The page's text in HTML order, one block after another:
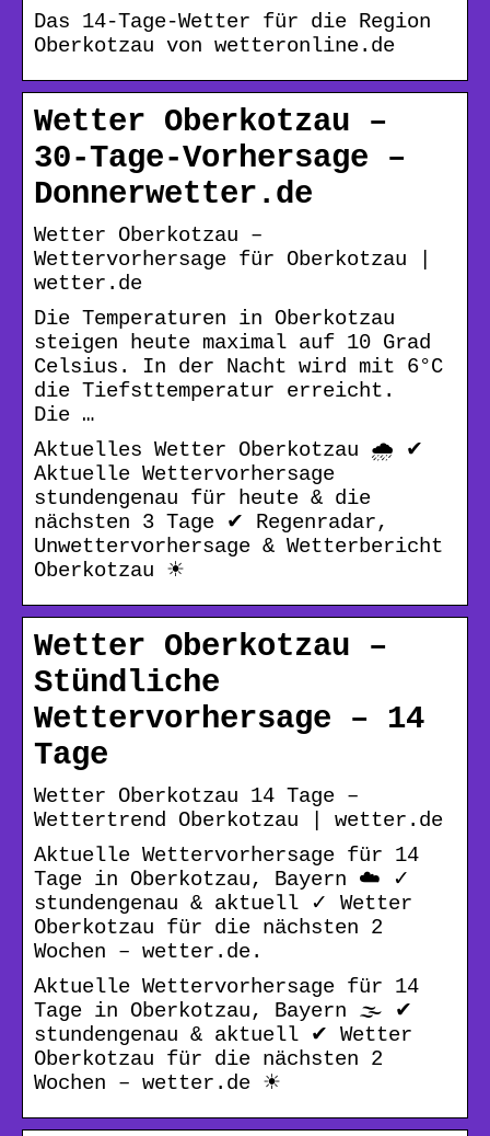
Das 14-Tage-Wetter für die Region
Oberkotzau von wetteronline.de
Wetter Oberkotzau –
30-Tage-Vorhersage –
Donnerwetter.de
Wetter Oberkotzau –
Wettervorhersage für Oberkotzau |
wetter.de
Die Temperaturen in Oberkotzau
steigen heute maximal auf 10 Grad
Celsius. In der Nacht wird mit 6°C
die Tiefsttemperatur erreicht.
Die …
Aktuelles Wetter Oberkotzau 🌧️ ✔
Aktuelle Wettervorhersage
stundengenau für heute & die
nächsten 3 Tage ✔ Regenradar,
Unwettervorhersage & Wetterbericht
Oberkotzau ☀
Wetter Oberkotzau –
Stündliche
Wettervorhersage – 14
Tage
Wetter Oberkotzau 14 Tage –
Wettertrend Oberkotzau | wetter.de
Aktuelle Wettervorhersage für 14
Tage in Oberkotzau, Bayern ☁️ ✓
stundengenau & aktuell ✓ Wetter
Oberkotzau für die nächsten 2
Wochen – wetter.de.
Aktuelle Wettervorhersage für 14
Tage in Oberkotzau, Bayern 🌫️ ✔
stundengenau & aktuell ✔ Wetter
Oberkotzau für die nächsten 2
Wochen – wetter.de ☀